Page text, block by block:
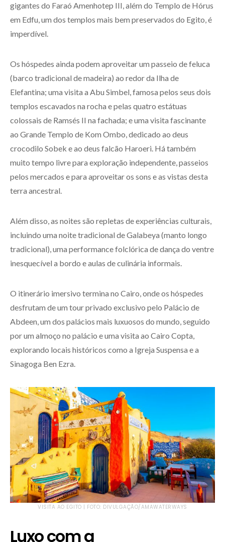
gigantes do Faraó Amenhotep III, além do Templo de Hórus
em Edfu, um dos templos mais bem preservados do Egito, é
imperdível.
Os hóspedes ainda podem aproveitar um passeio de feluca
(barco tradicional de madeira) ao redor da Ilha de
Elefantina; uma visita a Abu Simbel, famosa pelos seus dois
templos escavados na rocha e pelas quatro estátuas
colossais de Ramsés II na fachada; e uma visita fascinante
ao Grande Templo de Kom Ombo, dedicado ao deus
crocodilo Sobek e ao deus falcão Haroeri. Há também
muito tempo livre para exploração independente, passeios
pelos mercados e para aproveitar os sons e as vistas desta
terra ancestral.
Além disso, as noites são repletas de experiências culturais,
incluindo uma noite tradicional de Galabeya (manto longo
tradicional), uma performance folclórica de dança do ventre
inesquecível a bordo e aulas de culinária informais.
O itinerário imersivo termina no Cairo, onde os hóspedes
desfrutam de um tour privado exclusivo pelo Palácio de
Abdeen, um dos palácios mais luxuosos do mundo, seguido
por um almoço no palácio e uma visita ao Cairo Copta,
explorando locais históricos como a Igreja Suspensa e a
Sinagoga Ben Ezra.
VISITA AO EGITO | FOTO: DIVULGAÇÃO/AMAWATERWAYS
Luxo com a